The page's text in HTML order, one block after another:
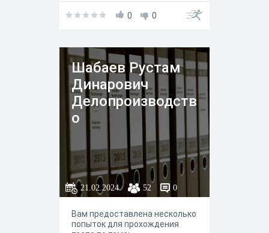
0
0
Шабаев Рустам
Динарович
Делопроизводств
о
21.02.2024 52 0
Вам предоставлена несколько
попыток для прохождения